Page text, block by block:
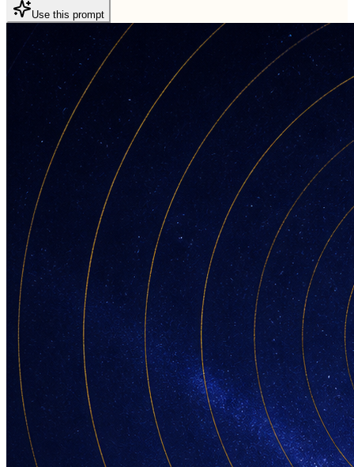
Use this prompt